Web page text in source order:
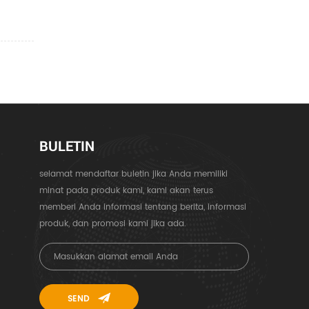
BULETIN
selamat mendaftar buletin jika Anda memiliki
minat pada produk kami, kami akan terus
memberi Anda informasi tentang berita, informasi
produk, dan promosi kami jika ada.